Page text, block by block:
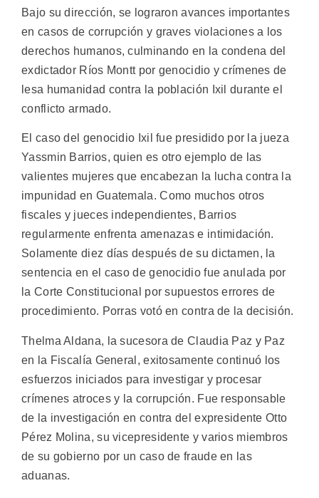
Bajo su dirección, se lograron avances importantes
en casos de corrupción y graves violaciones a los
derechos humanos, culminando en la condena del
exdictador Ríos Montt por genocidio y crímenes de
lesa humanidad contra la población Ixil durante el
conflicto armado.
El caso del genocidio Ixil fue presidido por la jueza
Yassmin Barrios, quien es otro ejemplo de las
valientes mujeres que encabezan la lucha contra la
impunidad en Guatemala. Como muchos otros
fiscales y jueces independientes, Barrios
regularmente enfrenta amenazas e intimidación.
Solamente diez días después de su dictamen, la
sentencia en el caso de genocidio fue anulada por
la Corte Constitucional por supuestos errores de
procedimiento. Porras votó en contra de la decisión.
Thelma Aldana, la sucesora de Claudia Paz y Paz
en la Fiscalía General, exitosamente continuó los
esfuerzos iniciados para investigar y procesar
crímenes atroces y la corrupción. Fue responsable
de la investigación en contra del expresidente Otto
Pérez Molina, su vicepresidente y varios miembros
de su gobierno por un caso de fraude en las
aduanas.